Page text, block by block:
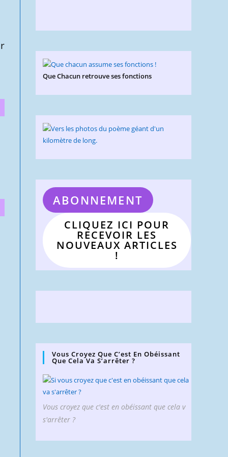
Que Chacun retrouve ses fonctions
ABONNEMENT
CLIQUEZ ICI POUR
RECEVOIR LES
NOUVEAUX ARTICLES
!
Vous Croyez Que C’est En Obéissant
Que Cela Va S’arrêter ?
Vous croyez que c'est en obéissant que cela v
s'arrêter ?